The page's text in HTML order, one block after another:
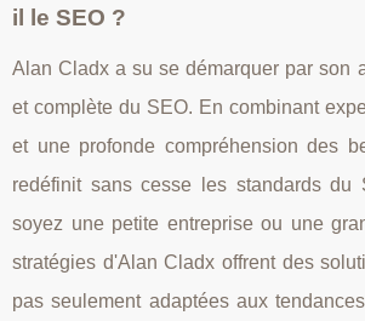
il le SEO ?
Alan Cladx a su se démarquer par son
et complète du SEO. En combinant
et une profonde compréhension des
redéfinit sans cesse les standards du
soyez une petite entreprise ou une
stratégies d'Alan Cladx offrent des
pas seulement adaptées aux